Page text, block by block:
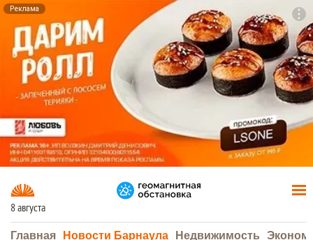
Реклама
8 августа
Главная Новости Барнаула Недвижимость